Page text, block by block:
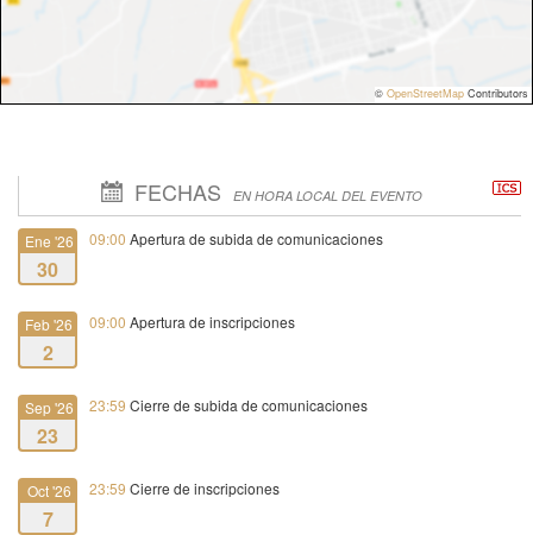
© OpenStreetMap Contributors
FECHAS EN HORA LOCAL DEL EVENTO
Ene '26
30
09:00 Apertura de subida de comunicaciones
Feb '26
2
09:00 Apertura de inscripciones
Sep '26
23
23:59 Cierre de subida de comunicaciones
Oct '26
7
23:59 Cierre de inscripciones